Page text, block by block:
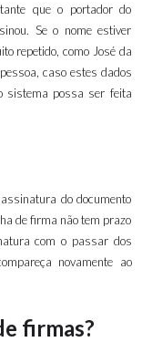
que o portador do
Se o nome estiver
repetido, como José da
caso estes dados
sistema possa ser feita
do documento
de firma não tem prazo
com o passar dos
novamente ao
firmas?